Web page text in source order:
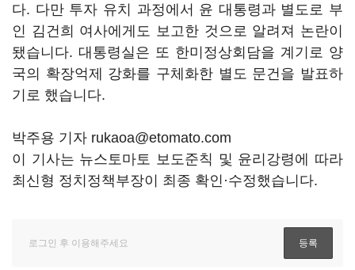
다. 다만 투자 유치 과정에서 윤 대통령과 별도로 부
인 김건희 여사에게도 보고한 것으로 알려져 논란이
됐습니다. 대통령실은 또 한미정상회담을 계기로 양
국의 확장억제 강화를 구체화한 별도 문건을 발표하
기로 했습니다.
박주용 기자 rukaoa@etomato.com
이 기사는 뉴스토마토 보도준칙 및 윤리강령에 따라
최신형 정치정책부장이 최종 확인·수정했습니다.